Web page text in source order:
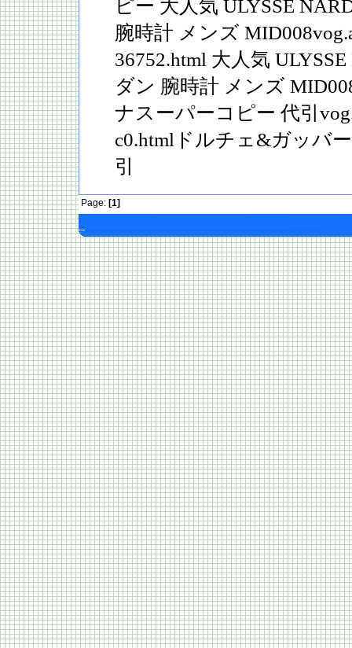
ピー 大人気 ULYSSE
腕時計 メンズ
36752.html 大人気
ダン 腕時計 メンズ
ナスーパーコピー 代引
c0.htmlドルチェ&ガッバ
引
Page: [1]